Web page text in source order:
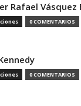
Rafael Vásquez
0 COMENTARIOS
0 COMENTARIOS